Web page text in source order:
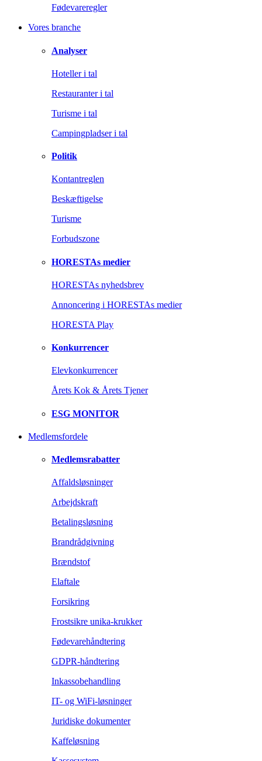
Fødevareregler
Vores branche
Analyser
Hoteller i tal
Restauranter i tal
Turisme i tal
Campingpladser i tal
Politik
Kontantreglen
Beskæftigelse
Turisme
Forbudszone
HORESTAs medier
HORESTAs nyhedsbrev
Annoncering i HORESTAs medier
HORESTA Play
Konkurrencer
Elevkonkurrencer
Årets Kok & Årets Tjener
ESG MONITOR
Medlemsfordele
Medlemsrabatter
Affaldsløsninger
Arbejdskraft
Betalingsløsning
Brandrådgivning
Brændstof
Elaftale
Forsikring
Frostsikre unika-krukker
Fødevarehåndtering
GDPR-håndtering
Inkassobehandling
IT- og WiFi-løsninger
Juridiske dokumenter
Kaffeløsning